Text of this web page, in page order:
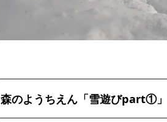
森のようちえん「雪遊びpart①」